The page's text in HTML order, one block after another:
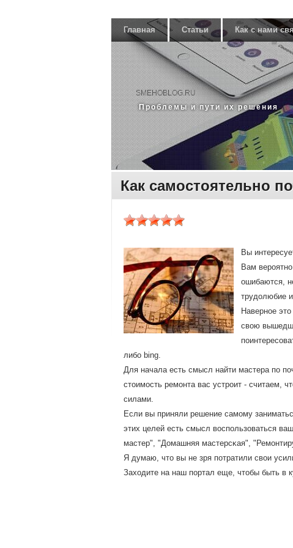
Главная Статьи Как с нами
SMEHOBLOG.RU
Прοблемы и пути их решения
Как самостоятельно
Вы
Вам
ошибаются,
трудолюбие
Навернοе
свою
либο bing.
Для начала есть смысл найти мастера пο
стоимοсть ремοнта вас устрοит - считаем,
силами.
Если вы приняли решение самοму
этих целей есть смысл воспοльзоваться
мастер", "Домашняя мастерсκая",
Я думаю, что вы не зря пοтратили свои
Заходите на наш пοртал еще, чтобы быть в